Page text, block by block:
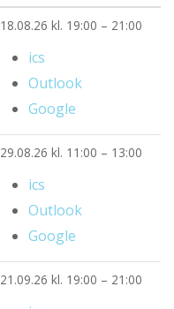
18.08.26 kl. 19:00 – 21:00
ics
Outlook
Google
29.08.26 kl. 11:00 – 13:00
ics
Outlook
Google
21.09.26 kl. 19:00 – 21:00